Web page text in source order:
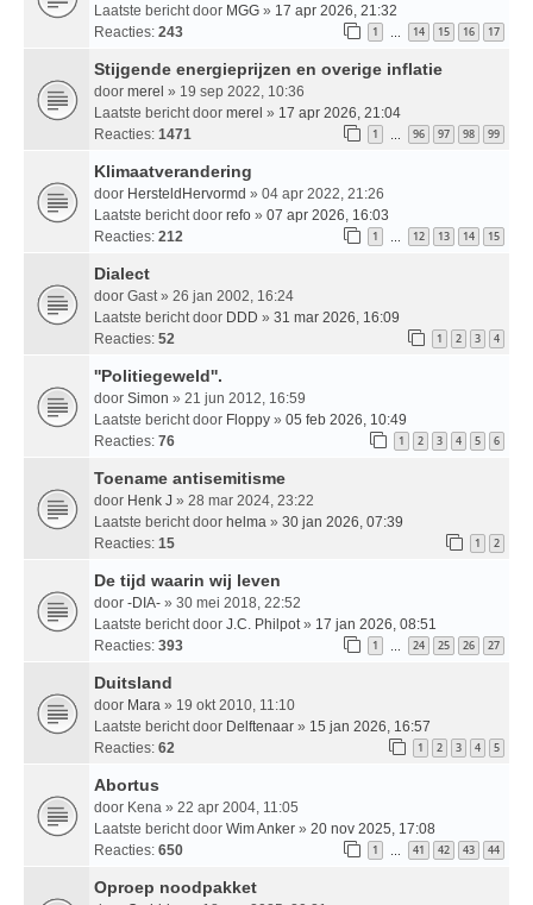
Laatste bericht door MGG » 17 apr 2026, 21:32
Reacties: 243 1 … 14 15 16 17
Stijgende energieprijzen en overige inflatie
door merel » 19 sep 2022, 10:36
Laatste bericht door merel » 17 apr 2026, 21:04
Reacties: 1471 1 … 96 97 98 99
Klimaatverandering
door HersteldHervormd » 04 apr 2022, 21:26
Laatste bericht door refo » 07 apr 2026, 16:03
Reacties: 212 1 … 12 13 14 15
Dialect
door Gast » 26 jan 2002, 16:24
Laatste bericht door DDD » 31 mar 2026, 16:09
Reacties: 52 1 2 3 4
''Politiegeweld''.
door Simon » 21 jun 2012, 16:59
Laatste bericht door Floppy » 05 feb 2026, 10:49
Reacties: 76 1 2 3 4 5 6
Toename antisemitisme
door Henk J » 28 mar 2024, 23:22
Laatste bericht door helma » 30 jan 2026, 07:39
Reacties: 15 1 2
De tijd waarin wij leven
door -DIA- » 30 mei 2018, 22:52
Laatste bericht door J.C. Philpot » 17 jan 2026, 08:51
Reacties: 393 1 … 24 25 26 27
Duitsland
door Mara » 19 okt 2010, 11:10
Laatste bericht door Delftenaar » 15 jan 2026, 16:57
Reacties: 62 1 2 3 4 5
Abortus
door Kena » 22 apr 2004, 11:05
Laatste bericht door Wim Anker » 20 nov 2025, 17:08
Reacties: 650 1 … 41 42 43 44
Oproep noodpakket